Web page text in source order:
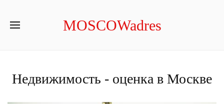
MOSCOWadres
Недвижимость - оценка в Москве